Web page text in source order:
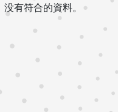
没有符合的資料。